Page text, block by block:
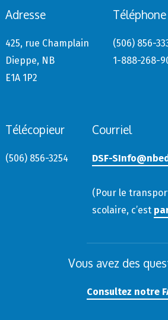
Adresse
425, rue Champlain
Dieppe, NB
E1A 1P2
Téléphone
(506) 856-
1-888-268-
Télécopieur
(506) 856-3254
Courriel
DSF-
(Pour le
scolaire, c’est
Vous avez des
Consultez notre